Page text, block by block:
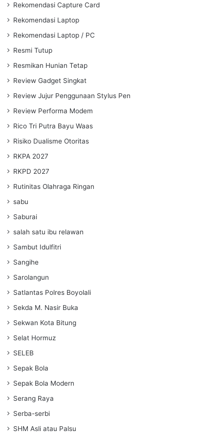
Rekomendasi Capture Card
Rekomendasi Laptop
Rekomendasi Laptop / PC
Resmi Tutup
Resmikan Hunian Tetap
Review Gadget Singkat
Review Jujur Penggunaan Stylus Pen
Review Performa Modem
Rico Tri Putra Bayu Waas
Risiko Dualisme Otoritas
RKPA 2027
RKPD 2027
Rutinitas Olahraga Ringan
sabu
Saburai
salah satu ibu relawan
Sambut Idulfitri
Sangihe
Sarolangun
Satlantas Polres Boyolali
Sekda M. Nasir Buka
Sekwan Kota Bitung
Selat Hormuz
SELEB
Sepak Bola
Sepak Bola Modern
Serang Raya
Serba-serbi
SHM Asli atau Palsu